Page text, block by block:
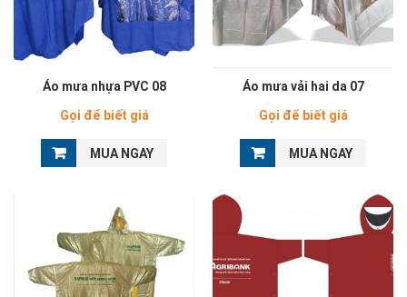
Áo mưa nhựa PVC 08
Gọi để biết giá
MUA NGAY
Áo mưa vải hai da 07
Gọi để biết giá
MUA NGAY